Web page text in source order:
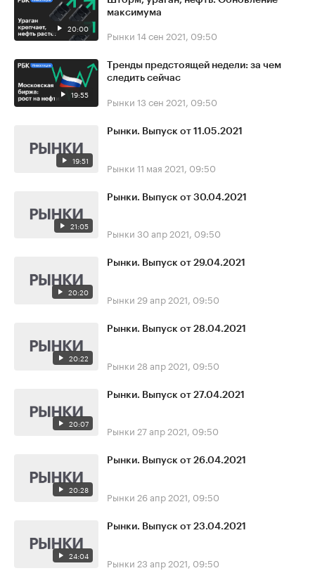
20:00
максимума
Рынки 14 сен 2021, 09:50
19:55
Тренды предстоящей недели: за чем
следить сейчас
Рынки 13 сен 2021, 09:50
19:51
Рынки. Выпуск от 11.05.2021
Рынки 11 мая 2021, 09:50
21:05
Рынки. Выпуск от 30.04.2021
Рынки 30 апр 2021, 09:50
20:20
Рынки. Выпуск от 29.04.2021
Рынки 29 апр 2021, 09:50
20:22
Рынки. Выпуск от 28.04.2021
Рынки 28 апр 2021, 09:50
20:07
Рынки. Выпуск от 27.04.2021
Рынки 27 апр 2021, 09:50
20:28
Рынки. Выпуск от 26.04.2021
Рынки 26 апр 2021, 09:50
24:04
Рынки. Выпуск от 23.04.2021
Рынки 23 апр 2021, 09:50